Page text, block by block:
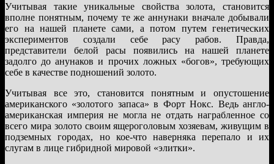
Учитывая такие уникальные свойства золота, становится
вполне понятным, почему те же аннунаки вначале добывали
его на нашей планете сами, а потом путем генетических
экспериментов создали себе расу рабов. Правда,
представители белой расы появились на нашей планете
задолго до анунаков и прочих ложных «богов», требующих
себе в качестве подношений золото.
Учитывая все это, становится понятным и опустошение
американского «золотого запаса» в Форт Нокс. Ведь англо-
американская империя не могла не отдать награбленное со
всего мира золото своим ящероголовым хозяевам, живущим в
подземных городах, но кое-что наверняка перепало и их
слугам в лице гибридной мировой «элитки».